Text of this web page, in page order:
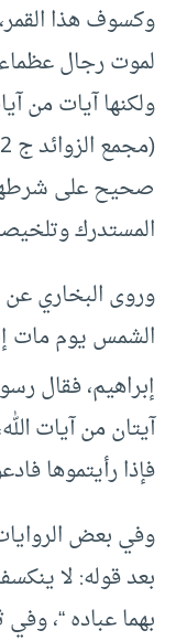
وكسوف هذا
لموت رجال
ولكنها آيات من
صحيح على
المستدرك وتلخيصه ج 1 ص
وروى البخاري
الشمس يوم مات
إبراهيم، فقال
آيتان من آيات
فإذا رأيتموها
وفي بعض
بعد قوله: لا
بهما عباده “،